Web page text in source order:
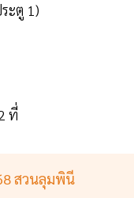
ะตู 1)
ที่
สวนลุมพินี